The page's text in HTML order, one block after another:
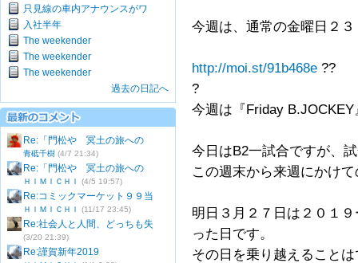
只見線の車内アナウンスがワ
入社半年
The weekender
The weekender
The weekender
過去の日記へ
Re:「門松や 冥土の旅への
青砥千樹 (4/7 21:34)
Re:「門松や 冥土の旅への
ＨＩＭＩＣＨＩ (4/5 19:57)
Re:コミックマーケット９９当
ＨＩＭＩＣＨＩ (11/17 23:45)
Re:社会人と人間、どっちも失
(3/20 21:39)
Re:謹賀新年2019
今週は、通常の金曜日２
http://moi.st/91b468e ??
?
今週は『Friday B.JOCKEY
今日はB2一試合ですが、
この週末から来週にかけ
明日３月２７日は２０１
った日です。
その日を乗り越えること